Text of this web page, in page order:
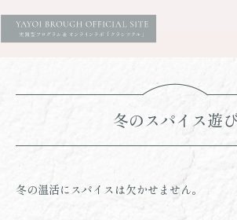
冬のスパイス遊
冬の温活にスパイスは欠かせません。